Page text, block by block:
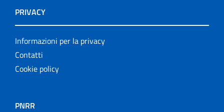
PRIVACY
Informazioni per la privacy
Contatti
Cookie policy
PNRR